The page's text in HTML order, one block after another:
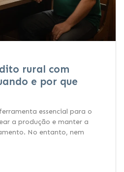
rural com
e por que
essencial para o
a produção e manter a
No entanto, nem